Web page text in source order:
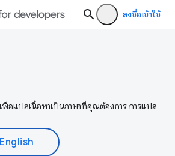
ลงชื่อเข้าใช้
พื่อแปลเนื้อหาเป็นภาษาที่คุณต้องการ การแปล